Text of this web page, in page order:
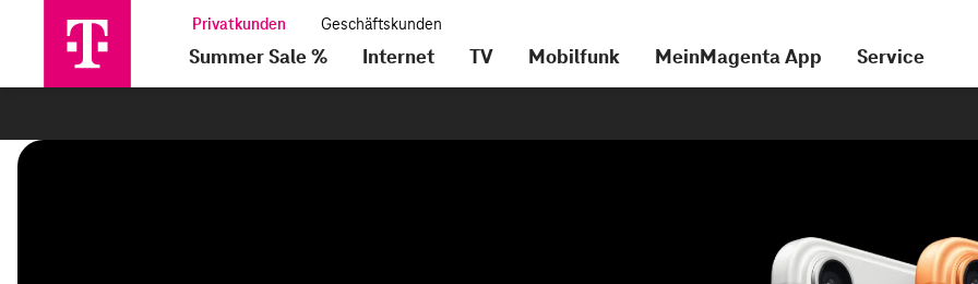
Summer Sale % Internet TV Mobilfunk MeinMagenta App Service